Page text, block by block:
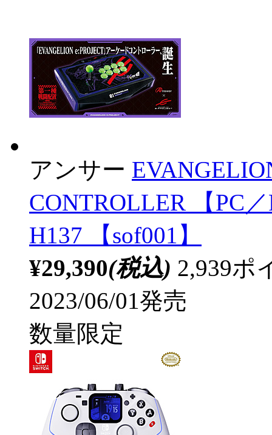
アンサー
CONTROLLER 【PC
H137 【sof001】
¥29,390(税込) 2,939ポ
2023/06/01発売
数量限定